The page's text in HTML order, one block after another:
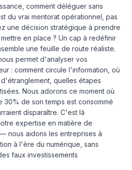
comment déléguer sans
du vrai mentorat opérationnel, pas
une décision stratégique à prendre
en place ? Un cap à redéfinir
une feuille de route réaliste.
permet d'analyser vos
: comment circule l'information, où
quelles étapes
Nous adorons ce moment où
30% de son temps est consommé
disparaître. C'est là
expertise en matière de
nous aidons les entreprises à
à l'ère du numérique, sans
faux investissements